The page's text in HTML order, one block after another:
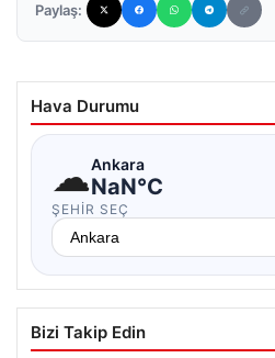
Paylaş:
Hava Durumu
☁Ankara
NaN°C
ŞEHIR SEÇ
Bizi Takip Edin